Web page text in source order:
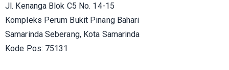
Jl. Kenanga Blok C5 No. 14-15
Kompleks Perum Bukit Pinang Bahari
Samarinda Seberang, Kota Samarinda
Kode Pos: 75131